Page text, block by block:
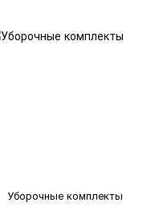
Уборочные комплекты